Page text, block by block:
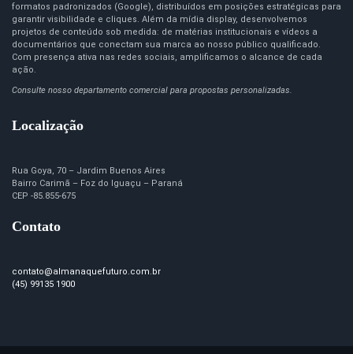
formatos padronizados (Google), distribuídos em posições estratégicas para
garantir visibilidade e cliques. Além da mídia display, desenvolvemos
projetos de conteúdo sob medida: de matérias institucionais e vídeos a
documentários que conectam sua marca ao nosso público qualificado.
Com presença ativa nas redes sociais, amplificamos o alcance de cada
ação.
Consulte nosso departamento comercial para propostas personalizadas.
Localização
Rua Goya, 70 – Jardim Buenos Aires
Bairro Carimã – Foz do Iguaçu – Paraná
CEP -85.855-675
Contato
contato@almanaquefuturo.com.br
(45) 99135 1900